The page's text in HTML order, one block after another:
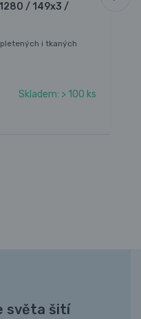
/ 149x3 /
i tkaných
Skladem: > 100 ks
světa šití